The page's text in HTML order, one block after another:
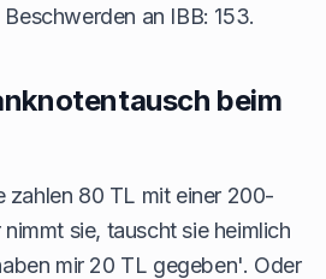
an IBB: 153.
beim
zahlen 80 TL mit einer 200-
sie, tauscht sie heimlich
mir 20 TL gegeben'. Oder